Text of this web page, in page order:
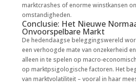
marktcrashes of enorme winstkansen
omstandigheden.
Conclusie: Het Nieuwe
Onvoorspelbare Markt
De hedendaagse beleggingswereld
een verhoogde mate van onzekerheid
alleen in te spelen op macro-
op marktpsigologische factoren. Het
van marktvolatiliteit – vooral in haar